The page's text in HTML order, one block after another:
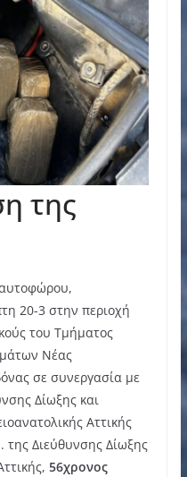
της
20-3 στην περιοχή
του Τμήματος
Νέας
σε συνεργασία με
Δίωξης και
Αττικής
Διεύθυνσης Δίωξης
56χρονος